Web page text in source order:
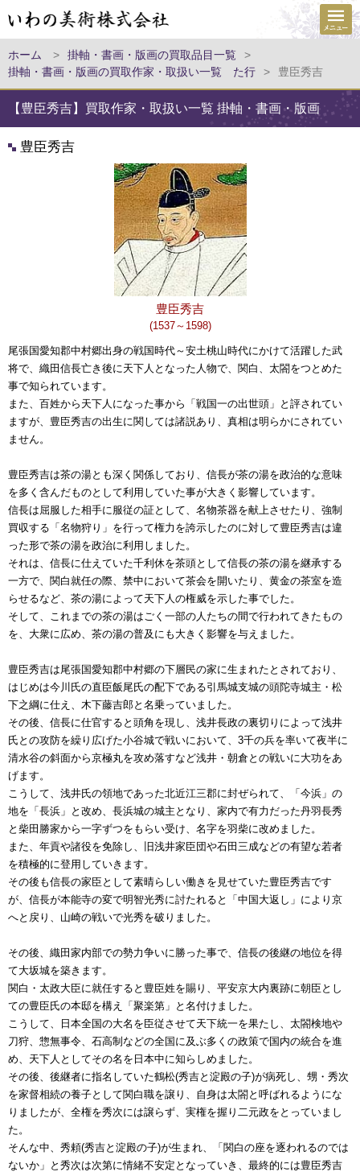
ホーム > 掛軸・書画・版画の買取品目一覧
>
掛軸・書画・版画の買取作家・取扱い一覧 た行
> 豊臣秀吉
【豊臣秀吉】買取作家・取扱い一覧 掛軸・書画・版画
豊臣秀吉
豊臣秀吉
(1537～1598)
尾張国愛知郡中村郷出身の戦国時代～安土桃山時代にかけて活躍した武
将で、織田信長亡き後に天下人となった人物で、関白、太閤をつとめた
事で知られています。
また、百姓から天下人になった事から「戦国一の出世頭」と評されてい
ますが、豊臣秀吉の出生に関しては諸説あり、真相は明らかにされてい
ません。
豊臣秀吉は茶の湯とも深く関係しており、信長が茶の湯を政治的な意味
を多く含んだものとして利用していた事が大きく影響しています。
信長は屈服した相手に服従の証として、名物茶器を献上させたり、強制
買収する「名物狩り」を行って権力を誇示したのに対して豊臣秀吉は違
った形で茶の湯を政治に利用しました。
それは、信長に仕えていた千利休を茶頭として信長の茶の湯を継承する
一方で、関白就任の際、禁中において茶会を開いたり、黄金の茶室を造
らせるなど、茶の湯によって天下人の権威を示した事でした。
そして、これまでの茶の湯はごく一部の人たちの間で行われてきたもの
を、大衆に広め、茶の湯の普及にも大きく影響を与えました。
豊臣秀吉は尾張国愛知郡中村郷の下層民の家に生まれたとされており、
はじめは今川氏の直臣飯尾氏の配下である引馬城支城の頭陀寺城主・松
下之綱に仕え、木下藤吉郎と名乗っていました。
その後、信長に仕官すると頭角を現し、浅井長政の裏切りによって浅井
氏との攻防を繰り広げた小谷城で戦いにおいて、3千の兵を率いて夜半に
清水谷の斜面から京極丸を攻め落すなど浅井・朝倉との戦いに大功をあ
げます。
こうして、浅井氏の領地であった北近江三郡に封ぜられて、「今浜」の
地を「長浜」と改め、長浜城の城主となり、家内で有力だった丹羽長秀
と柴田勝家から一字ずつをもらい受け、名字を羽柴に改めました。
また、年貢や諸役を免除し、旧浅井家臣団や石田三成などの有望な若者
を積極的に登用していきます。
その後も信長の家臣として素晴らしい働きを見せていた豊臣秀吉です
が、信長が本能寺の変で明智光秀に討たれると「中国大返し」により京
へと戻り、山崎の戦いで光秀を破りました。
その後、織田家内部での勢力争いに勝った事で、信長の後継の地位を得
て大坂城を築きます。
関白・太政大臣に就任すると豊臣姓を賜り、平安京大内裏跡に朝臣とし
ての豊臣氏の本邸を構え「聚楽第」と名付けました。
こうして、日本全国の大名を臣従させて天下統一を果たし、太閤検地や
刀狩、惣無事令、石高制などの全国に及ぶ多くの政策で国内の統合を進
め、天下人としてその名を日本中に知らしめました。
その後、後継者に指名していた鶴松(秀吉と淀殿の子)が病死し、甥・秀次
を家督相続の養子として関白職を譲り、自身は太閤と呼ばれるようにな
りましたが、全権を秀次には譲らず、実権を握り二元政をとっていまし
た。
そんな中、秀頼(秀吉と淀殿の子)が生まれ、「関白の座を逐われるのでは
ないか」と秀次は次第に情緒不安定となっていき、最終的には豊臣秀吉